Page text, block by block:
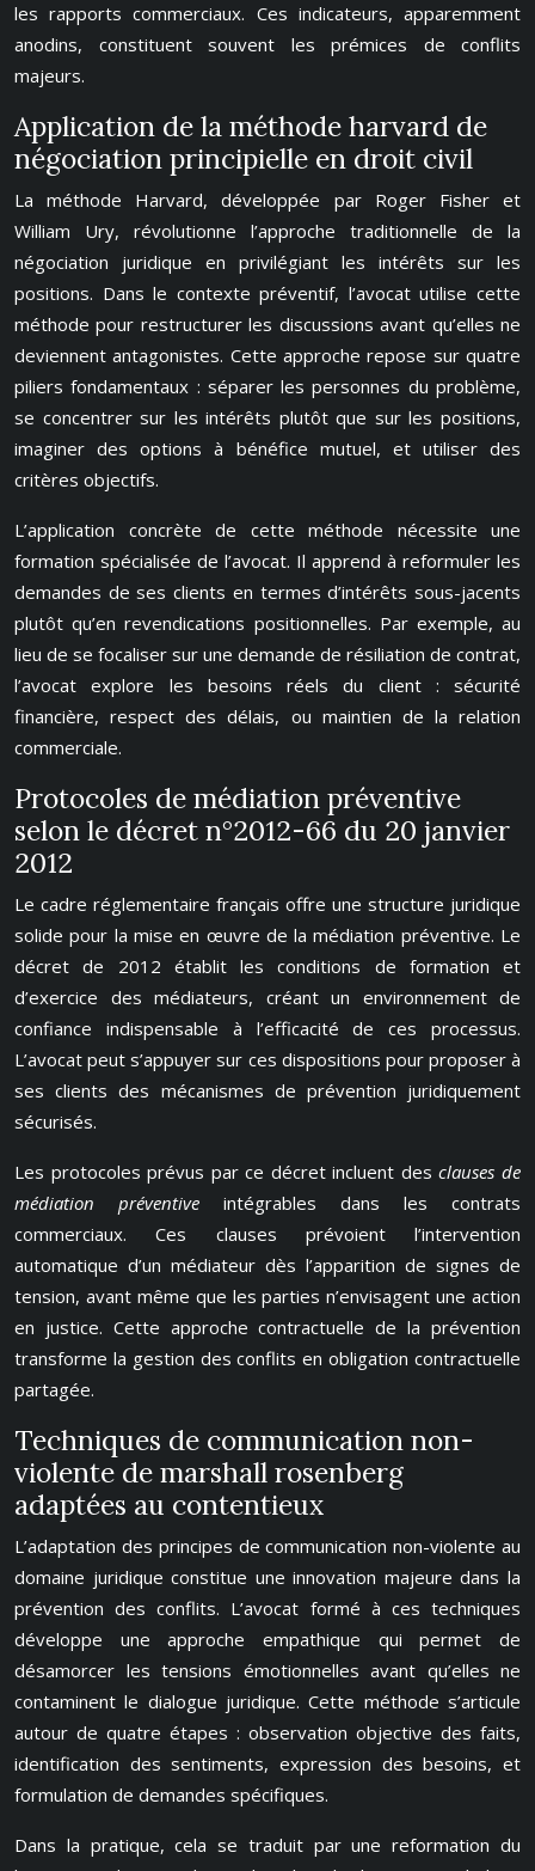
les rapports commerciaux. Ces indicateurs, apparemment
anodins, constituent souvent les prémices de conflits
majeurs.
Application de la méthode harvard de
négociation principielle en droit civil
La méthode Harvard, développée par Roger Fisher et
William Ury, révolutionne l’approche traditionnelle de la
négociation juridique en privilégiant les intérêts sur les
positions. Dans le contexte préventif, l’avocat utilise cette
méthode pour restructurer les discussions avant qu’elles ne
deviennent antagonistes. Cette approche repose sur quatre
piliers fondamentaux : séparer les personnes du problème,
se concentrer sur les intérêts plutôt que sur les positions,
imaginer des options à bénéfice mutuel, et utiliser des
critères objectifs.
L’application concrète de cette méthode nécessite une
formation spécialisée de l’avocat. Il apprend à reformuler les
demandes de ses clients en termes d’intérêts sous-jacents
plutôt qu’en revendications positionnelles. Par exemple, au
lieu de se focaliser sur une demande de résiliation de contrat,
l’avocat explore les besoins réels du client : sécurité
financière, respect des délais, ou maintien de la relation
commerciale.
Protocoles de médiation préventive
selon le décret n°2012-66 du 20 janvier
2012
Le cadre réglementaire français offre une structure juridique
solide pour la mise en œuvre de la médiation préventive. Le
décret de 2012 établit les conditions de formation et
d’exercice des médiateurs, créant un environnement de
confiance indispensable à l’efficacité de ces processus.
L’avocat peut s’appuyer sur ces dispositions pour proposer à
ses clients des mécanismes de prévention juridiquement
sécurisés.
Les protocoles prévus par ce décret incluent desclauses de
médiation préventive intégrables dans les contrats
commerciaux. Ces clauses prévoient l’intervention
automatique d’un médiateur dès l’apparition de signes de
tension, avant même que les parties n’envisagent une action
en justice. Cette approche contractuelle de la prévention
transforme la gestion des conflits en obligation contractuelle
partagée.
Techniques de communication non-
violente de marshall rosenberg
adaptées au contentieux
L’adaptation des principes de communication non-violente au
domaine juridique constitue une innovation majeure dans la
prévention des conflits. L’avocat formé à ces techniques
développe une approche empathique qui permet de
désamorcer les tensions émotionnelles avant qu’elles ne
contaminent le dialogue juridique. Cette méthode s’articule
autour de quatre étapes : observation objective des faits,
identification des sentiments, expression des besoins, et
formulation de demandes spécifiques.
Dans la pratique, cela se traduit par une reformation du